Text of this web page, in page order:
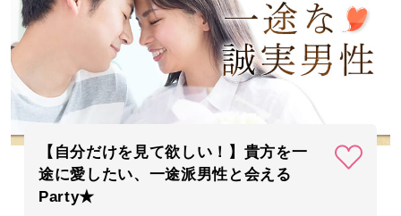
【自分だけを見て欲しい！】貴方を一
途に愛したい、一途派男性と会える
Party★